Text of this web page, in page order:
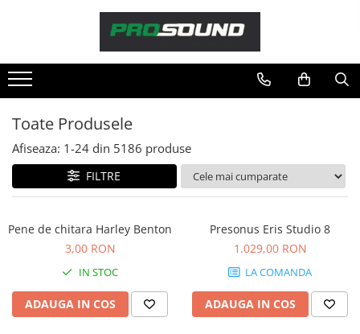
Sonorizare / PA
Adaptoare phantom
Adresare publica 100V
Amplificatoare Audio
Boxe Audio
Mixere audio
Monitorizare In-Ear
Pickup-uri, platane & accesorii
Playere si Recordere
Procesoare si efecte
Toate Produsele
Afiseaza: 1-24 din 5186 produse
FILTRE
Pene de chitara Harley Benton
3,00 RON
IN STOC
ADAUGA IN COS
Presonus Eris Studio 8
1.029,00 RON
LA COMANDA
ADAUGA IN COS